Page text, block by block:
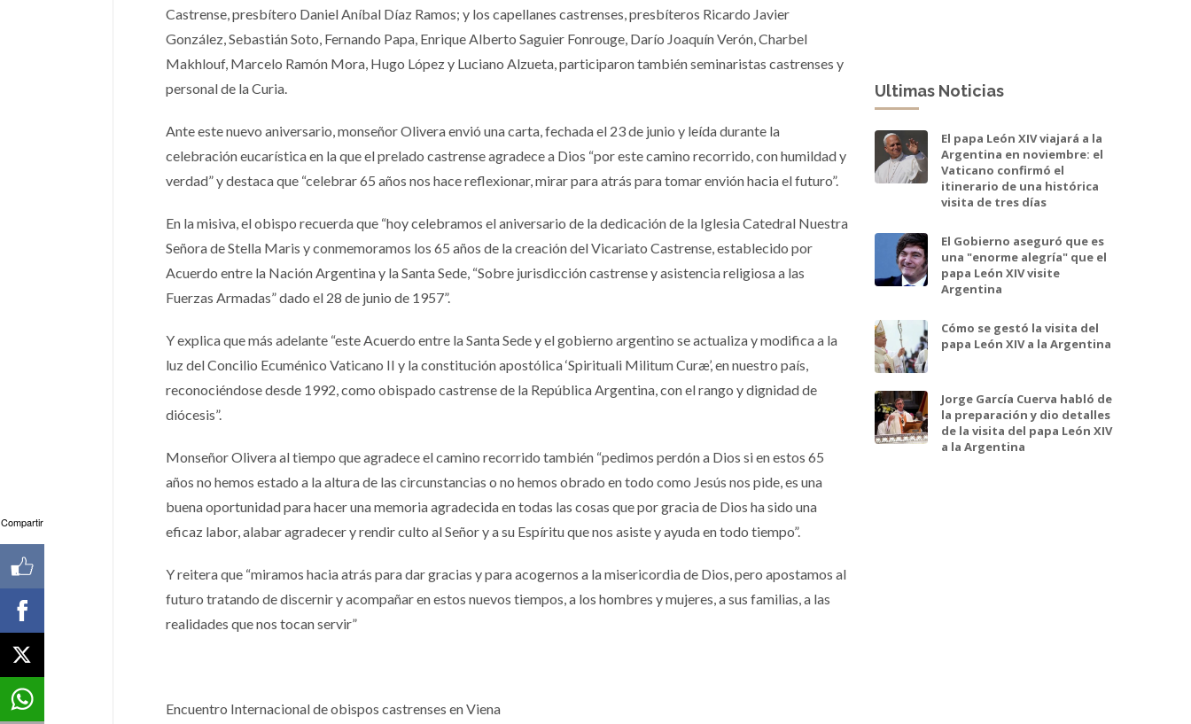
Castrense, presbítero Daniel Aníbal Díaz Ramos; y los capellanes castrenses, presbíteros Ricardo Javier
González, Sebastián Soto, Fernando Papa, Enrique Alberto Saguier Fonrouge, Darío Joaquín Verón, Charbel
Makhlouf, Marcelo Ramón Mora, Hugo López y Luciano Alzueta, participaron también seminaristas castrenses y
personal de la Curia.
Ante este nuevo aniversario, monseñor Olivera envió una carta, fechada el 23 de junio y leída durante la
celebración eucarística en la que el prelado castrense agradece a Dios “por este camino recorrido, con humildad y
verdad” y destaca que “celebrar 65 años nos hace reflexionar, mirar para atrás para tomar envión hacia el futuro”.
En la misiva, el obispo recuerda que “hoy celebramos el aniversario de la dedicación de la Iglesia Catedral Nuestra
Señora de Stella Maris y conmemoramos los 65 años de la creación del Vicariato Castrense, establecido por
Acuerdo entre la Nación Argentina y la Santa Sede, “Sobre jurisdicción castrense y asistencia religiosa a las
Fuerzas Armadas” dado el 28 de junio de 1957”.
Y explica que más adelante “este Acuerdo entre la Santa Sede y el gobierno argentino se actualiza y modifica a la
luz del Concilio Ecuménico Vaticano II y la constitución apostólica ‘Spirituali Militum Curæ’, en nuestro país,
reconociéndose desde 1992, como obispado castrense de la República Argentina, con el rango y dignidad de
diócesis”.
Monseñor Olivera al tiempo que agradece el camino recorrido también “pedimos perdón a Dios si en estos 65
años no hemos estado a la altura de las circunstancias o no hemos obrado en todo como Jesús nos pide, es una
buena oportunidad para hacer una memoria agradecida en todas las cosas que por gracia de Dios ha sido una
eficaz labor, alabar agradecer y rendir culto al Señor y a su Espíritu que nos asiste y ayuda en todo tiempo”.
Y reitera que “miramos hacia atrás para dar gracias y para acogernos a la misericordia de Dios, pero apostamos al
futuro tratando de discernir y acompañar en estos nuevos tiempos, a los hombres y mujeres, a sus familias, a las
realidades que nos tocan servir”
Encuentro Internacional de obispos castrenses en Viena
Ultimas Noticias
El papa León XIV viajará a la
Argentina en noviembre: el
Vaticano confirmó el
itinerario de una histórica
visita de tres días
El Gobierno aseguró que es
una "enorme alegría" que el
papa León XIV visite
Argentina
Cómo se gestó la visita del
papa León XIV a la Argentina
Jorge García Cuerva habló de
la preparación y dio detalles
de la visita del papa León XIV
a la Argentina
Compartir